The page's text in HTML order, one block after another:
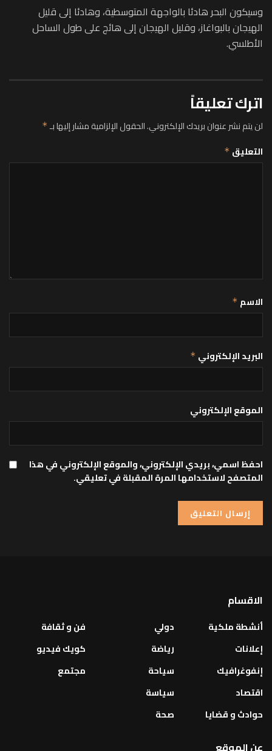
وسيكون البحر هادئا بالواجهة المتوسطية، وهادئا إلى قليل
الهيجان بالبواغاز، وقليل الهيجان إلى هائج على طول الساحل
الأطلسي.
اترك تعليقاً
لن يتم نشر عنوان بريدك الإلكتروني.الحقول الإلزامية مشار إليها بـ*
التعليق *
الاسم *
البريد الإلكتروني *
الموقع الإلكتروني
احفظ اسمي، بريدي الإلكتروني، والموقع الإلكتروني في هذا
المتصفح لاستخدامها المرة المقبلة في تعليقي.
الاقسام
أنشطة ملكية
إعلانات
إنفوغرافيك
اقتصاد
حوادث و قضايا
دولي
رياضة
سياحة
سياسة
صحة
فن و ثقافة
كويك فيديو
مجتمع
عن الموقع